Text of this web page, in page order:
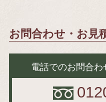
お問合わせ・お見
電話でのお問合わ